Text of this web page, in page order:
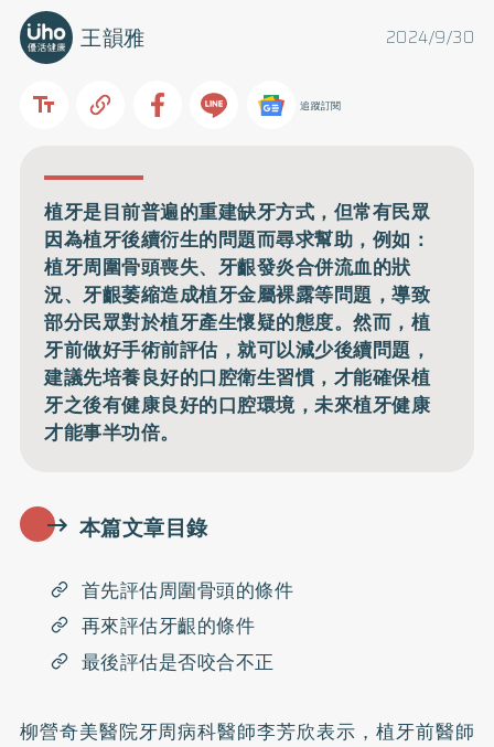
2024/9/30
王韻雅
追蹤訂閱
植牙是目前普遍的重建缺牙方式，但常有民眾
因為植牙後續衍生的問題而尋求幫助，例如：
植牙周圍骨頭喪失、牙齦發炎合併流血的狀
況、牙齦萎縮造成植牙金屬裸露等問題，導致
部分民眾對於植牙產生懷疑的態度。然而，植
牙前做好手術前評估，就可以減少後續問題，
建議先培養良好的口腔衛生習慣，才能確保植
牙之後有健康良好的口腔環境，未來植牙健康
才能事半功倍。
本篇文章目錄
首先評估周圍骨頭的條件
再來評估牙齦的條件
最後評估是否咬合不正
柳營奇美醫院牙周病科醫師李芳欣表示， 植牙前醫師